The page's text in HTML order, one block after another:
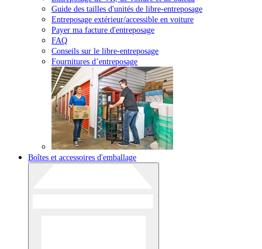
Guide des tailles d'unités de libre-entreposage
Entreposage extérieur/accessible en voiture
Payer ma facture d'entreposage
FAQ
Conseils sur le libre-entreposage
Fournitures d’entreposage
Boîtes et accessoires d'emballage